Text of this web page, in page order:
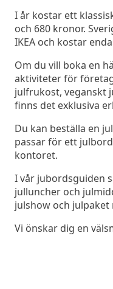
I år kostar ett
och 680 kronor.
IKEA och kostar
Om du vill boka en
aktiviteter för
julfrukost, veganskt
finns det exklusiva
Du kan beställa en
passar för ett
kontoret.
I vår jubordsguiden
julluncher och
julshow och julpaket
Vi önskar dig en